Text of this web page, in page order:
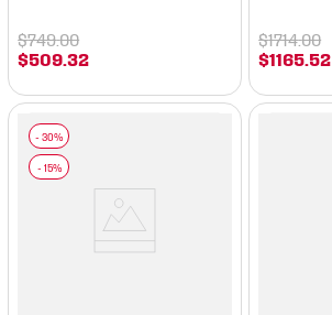
$509 .32
$749.00
$1165 52
$1714.00